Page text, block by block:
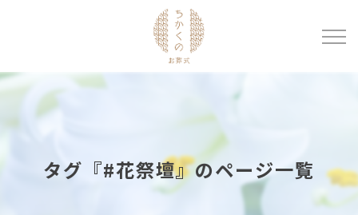
タグ『#花祭壇』のページ一覧